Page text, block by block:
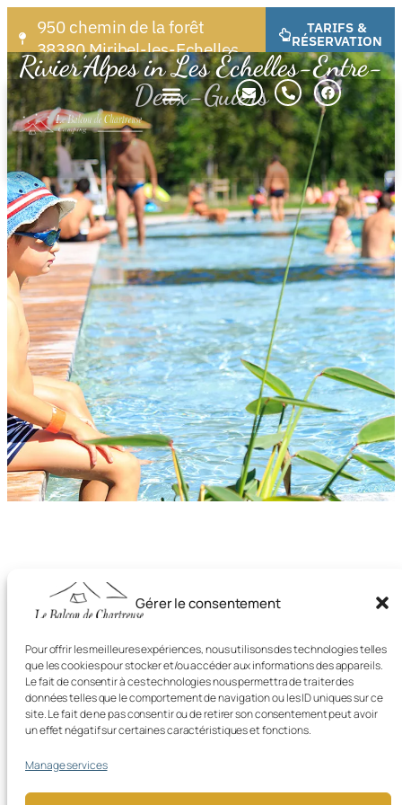
Gérer le consentement
Pour offrir les meilleures expériences, nous utilisons des technologies telles
que les cookies pour stocker et/ou accéder aux informations des appareils.
Le fait de consentir à ces technologies nous permettra de traiter des
données telles que le comportement de navigation ou les ID uniques sur ce
site. Le fait de ne pas consentir ou de retirer son consentement peut avoir
un effet négatif sur certaines caractéristiques et fonctions.
Manage services
950 chemin de la forêt
38380 Miribel-les-Echelles
TARIFS &
RÉSERVATION
Rivier’Alpes in Les Échelles-Entre-
Deux-Guiers
Rivier’Alpes
minutes fromCamping Le Balcon de
path, the playground, fishing… In short, a
refreshing little piece of paradise not to be
missed in summer!